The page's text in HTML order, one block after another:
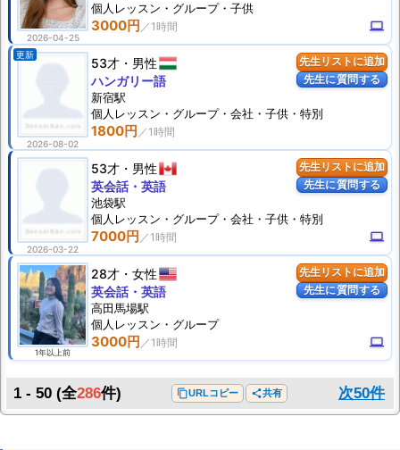
2026-04-25
3000円 computer
個人 レッスン ・グループ・子供
先生リストに追加
先生に質問する
更新
2026-08-02
53才 男性
1800円
ハンガリー語
新宿駅
個人 レッスン ・グループ・会社・子供・特別
先生リストに追加
先生に質問する
2026-03-22
53才 男性
7000円 computer
英会話・英語
池袋駅
個人 レッスン ・グループ・会社・子供・特別
先生リストに追加
先生に質問する
1年以上前
28才 女性
3000円 computer
英会話・英語
高田馬場駅
個人 レッスン ・グループ
1 - 50 (全286件) content_copyURLコピー share共有 次50件